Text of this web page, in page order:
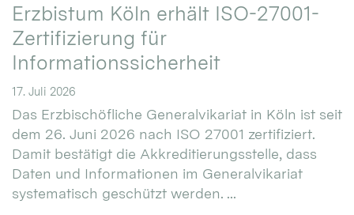
Erzbistum Köln erhält ISO-27001-
Zertifizierung für
Informationssicherheit
17. Juli 2026
Das Erzbischöfliche Generalvikariat in Köln ist seit
dem 26. Juni 2026 nach ISO 27001 zertifiziert.
Damit bestätigt die Akkreditierungsstelle, dass
Daten und Informationen im Generalvikariat
systematisch geschützt werden. ...